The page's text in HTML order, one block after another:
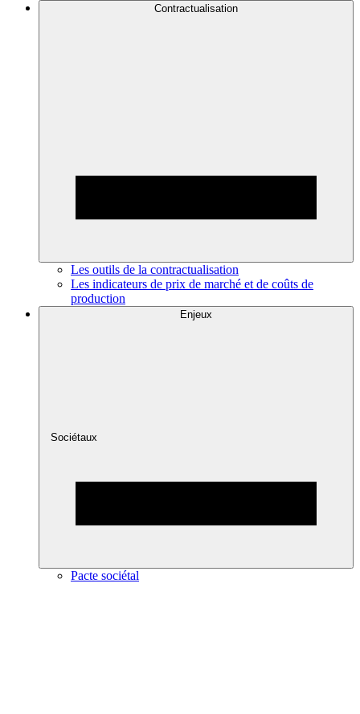
Contractualisation
Les outils de la contractualisation
Les indicateurs de prix de marché et de coûts de
production
Enjeux
Sociétaux
Pacte sociétal